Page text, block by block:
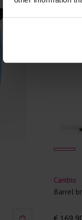
Cambio
Barrel bruin